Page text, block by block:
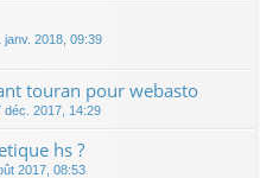
janv. 2018, 09:39
touran pour webasto
déc. 2017, 14:29
hs ?
2017, 08:53